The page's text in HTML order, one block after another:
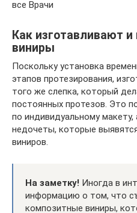
все Врачи
Как изготавливают
виниры
Поскольку установка
этапов протезирования,
того же слепка, который
постоянных протезов. Это
по индивидуальному
недочеты, которые
виниров.
На заметку! Иногда в
информацию о том, что
композитные виниры,